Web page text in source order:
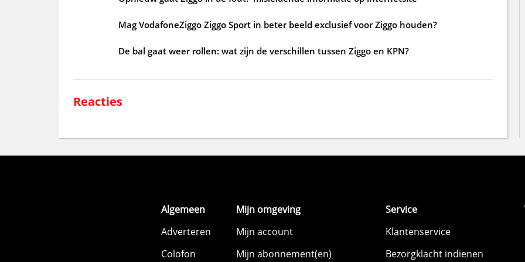
Mag VodafoneZiggo Ziggo Sport in beter beeld exclusief voor Ziggo houden?
De bal gaat weer rollen: wat zijn de verschillen tussen Ziggo en KPN?
Reacties
Algemeen
Adverteren
Colofon
Mijn omgeving
Mijn account
Mijn abonnement(en)
Service
Klantenservice
Bezorgklacht indienen